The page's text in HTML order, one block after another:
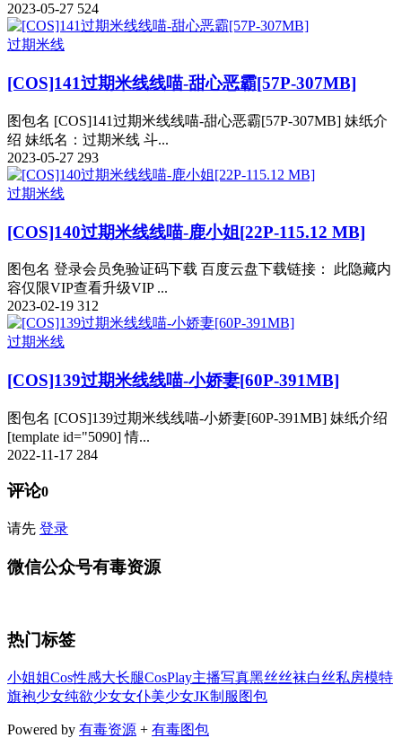
2023-05-27 524
过期米线
[COS]141过期米线线喵-甜心恶霸[57P-307MB]
图包名 [COS]141过期米线线喵-甜心恶霸[57P-307MB] 妹纸介
绍 妹纸名：过期米线 斗...
2023-05-27 293
过期米线
[COS]140过期米线线喵-鹿小姐[22P-115.12 MB]
图包名 登录会员免验证码下载 百度云盘下载链接： 此隐藏内
容仅限VIP查看升级VIP ...
2023-02-19 312
过期米线
[COS]139过期米线线喵-小娇妻[60P-391MB]
图包名 [COS]139过期米线线喵-小娇妻[60P-391MB] 妹纸介绍
[template id="5090] 情...
2022-11-17 284
评论0
请先 登录
微信公众号有毒资源
热门标签
小姐姐Cos性感大长腿CosPlay主播写真黑丝丝袜白丝私房模特
旗袍少女纯欲少女女仆美少女JK制服 图包
Powered by 有毒资源 + 有毒图包